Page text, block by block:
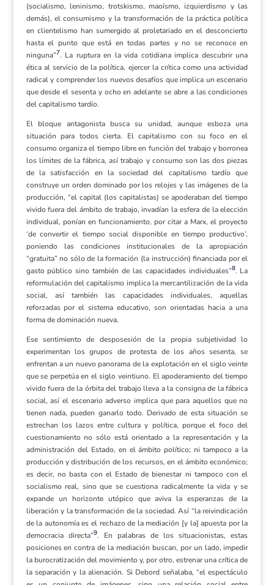
(socialismo, leninismo, trotskismo, maoísmo, izquierdismo y las
demás), el consumismo y la transformación de la práctica política
en clientelismo han sumergido al proletariado en el desconcierto
hasta el punto que está en todas partes y no se reconoce en
ninguna”7. La ruptura en la vida cotidiana implica descubrir una
ética al servicio de la política, ejercer la crítica como una actividad
radical y comprender los nuevos desafíos que implica un escenario
que desde el sesenta y ocho en adelante se abre a las condiciones
del capitalismo tardío.
El bloque antagonista busca su unidad, aunque esboza una
situación para todos cierta. El capitalismo con su foco en el
consumo organiza el tiempo libre en función del trabajo y borronea
los límites de la fábrica, así trabajo y consumo son las dos piezas
de la satisfacción en la sociedad del capitalismo tardío que
construye un orden dominado por los relojes y las imágenes de la
producción, “el capital (los capitalistas) se apoderaban del tiempo
vivido fuera del ámbito de trabajo, invadían la esfera de la elección
individual, ponían en funcionamiento, por citar a Marx, el proyecto
‘de convertir el tiempo social disponible en tiempo productivo’,
poniendo las condiciones institucionales de la apropiación
“gratuita” no sólo de la formación (la instrucción) financiada por el
gasto público sino también de las capacidades individuales”8. La
reformulación del capitalismo implica la mercantilización de la vida
social, así también las capacidades individuales, aquellas
reforzadas por el sistema educativo, son orientadas hacia a una
forma de dominación nueva.
Ese sentimiento de desposesión de la propia subjetividad lo
experimentan los grupos de protesta de los años sesenta, se
enfrentan a un nuevo panorama de la explotación en el siglo veinte
que se perpetúa en el siglo veintiuno. El apoderamiento del tiempo
vivido fuera de la órbita del trabajo lleva a la consigna de la fábrica
social, así el escenario adverso implica que para aquellos que no
tienen nada, pueden ganarlo todo. Derivado de esta situación se
estrechan los lazos entre cultura y política, porque el foco del
cuestionamiento no sólo está orientado a la representación y la
administración del Estado, en el ámbito político; ni tampoco a la
producción y distribución de los recursos, en el ámbito económico;
es decir, no basta con el Estado de bienestar ni tampoco con el
socialismo real, sino que se cuestiona radicalmente la vida y se
expande un horizonte utópico que aviva la esperanzas de la
liberación y la transformación de la sociedad. Así “la reivindicación
de la autonomía es el rechazo de la mediación [y la] apuesta por la
democracia directa”9. En palabras de los situacionistas, estas
posiciones en contra de la mediación buscan, por un lado, impedir
la burocratización del movimiento y, por otro, estrenar una crítica de
la separación y la alienación. Si Debord señalaba, “el espectáculo